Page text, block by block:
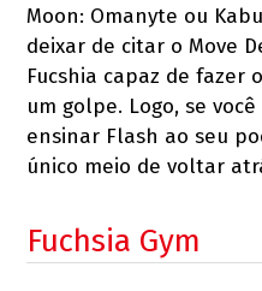
Moon: Omanyte ou
deixar de citar o Move
Fucshia capaz de fazer
um golpe. Logo, se
ensinar Flash ao seu
único meio de voltar
Fuchsia Gym